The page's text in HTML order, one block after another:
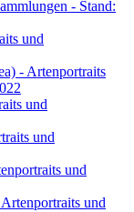
- Stand:
und
- Artenportraits
und
und
und
und